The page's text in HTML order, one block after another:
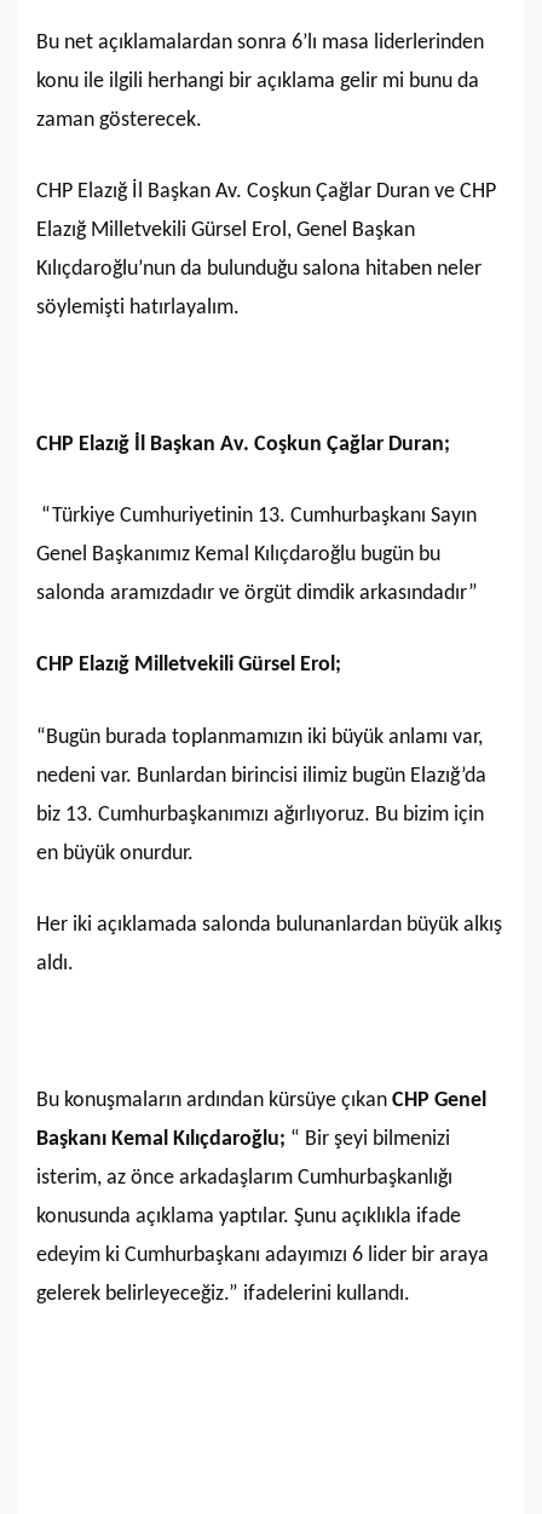
Bu net açıklamalardan sonra 6’lı masa liderlerinden
konu ile ilgili herhangi bir açıklama gelir mi bunu da
zaman gösterecek.
CHP Elazığ İl Başkan Av. Coşkun Çağlar Duran ve CHP
Elazığ Milletvekili Gürsel Erol, Genel Başkan
Kılıçdaroğlu’nun da bulunduğu salona hitaben neler
söylemişti hatırlayalım.
CHP Elazığ İl Başkan Av. Coşkun Çağlar Duran;
“Türkiye Cumhuriyetinin 13. Cumhurbaşkanı Sayın
Genel Başkanımız Kemal Kılıçdaroğlu bugün bu
salonda aramızdadır ve örgüt dimdik arkasındadır”
CHP Elazığ Milletvekili Gürsel Erol;
“Bugün burada toplanmamızın iki büyük anlamı var,
nedeni var. Bunlardan birincisi ilimiz bugün Elazığ’da
biz 13. Cumhurbaşkanımızı ağırlıyoruz. Bu bizim için
en büyük onurdur.
Her iki açıklamada salonda bulunanlardan büyük alkış
aldı.
Bu konuşmaların ardından kürsüye çıkan CHP Genel
Başkanı Kemal Kılıçdaroğlu; “ Bir şeyi bilmenizi
isterim, az önce arkadaşlarım Cumhurbaşkanlığı
konusunda açıklama yaptılar. Şunu açıklıkla ifade
edeyim ki Cumhurbaşkanı adayımızı 6 lider bir araya
gelerek belirleyeceğiz.” ifadelerini kullandı.